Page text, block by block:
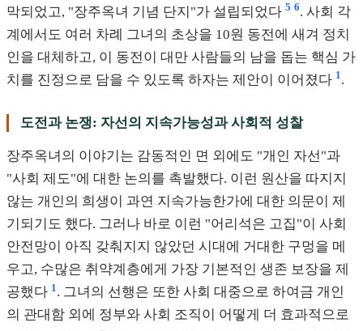
막되었고, "장주옥녀 기념 단지"가 설립되었다 5 6. 사회 각
계에서도 여러 차례 그녀의 초상을 10원 동전에 새겨 정치
인을 대체하고, 이 동전이 대만 사람들의 남을 돕는 핵심 가
치를 진정으로 담을 수 있도록 하자는 제안이 이어졌다 1.
도전과 논쟁: 자선의 지속가능성과 사회적 성찰
장주옥녀의 이야기는 감동적인 면 외에도 "개인 자선"과
"사회 제도"에 대한 논의를 촉발했다. 이런 원산을 따지지
않는 개인의 희생이 과연 지속가능한가에 대한 의문이 제
기되기도 했다. 그러나 바로 이런 "어리석은 고집"이 사회
안전망이 아직 갖춰지지 않았던 시대에 거대한 구멍을 메
우고, 수많은 취약계층에게 가장 기본적인 생존 보장을 제
공했다 1 . 그녀의 선행은 또한 사회 대중으로 하여금 개인
의 관대함 외에 정부와 사회 조직이 어떻게 더 효과적으로